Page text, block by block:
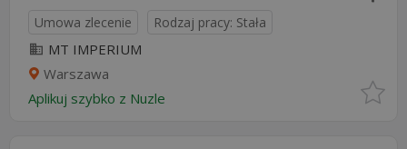
Umowa zlecenie Rodzaj pracy: Stała
MT IMPERIUM
Warszawa
Aplikuj szybko z Nuzle